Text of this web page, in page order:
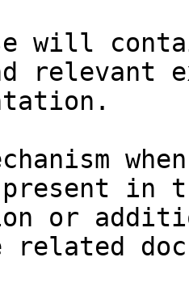
will
relevant
in
or